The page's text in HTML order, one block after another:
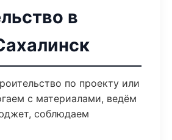
в
по проекту или
с материалами, ведём
соблюдаем